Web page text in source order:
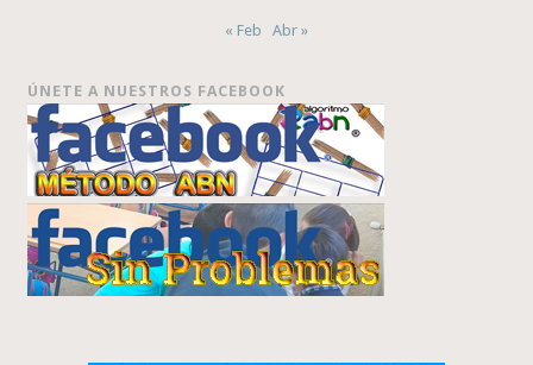
« Feb Abr »
ÚNETE A NUESTROS FACEBOOK